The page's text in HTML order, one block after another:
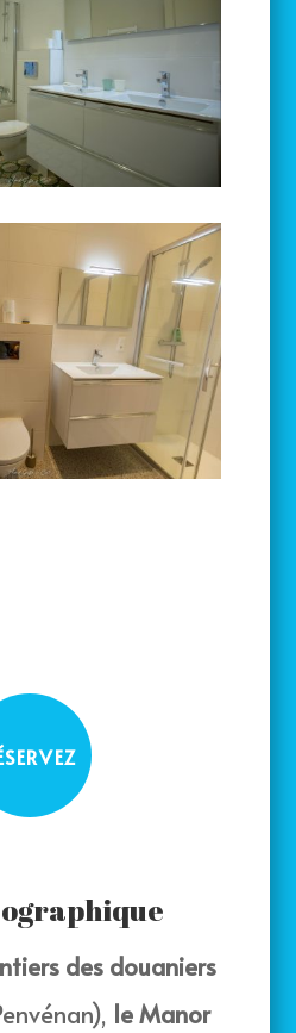
des douaniers
le Manor